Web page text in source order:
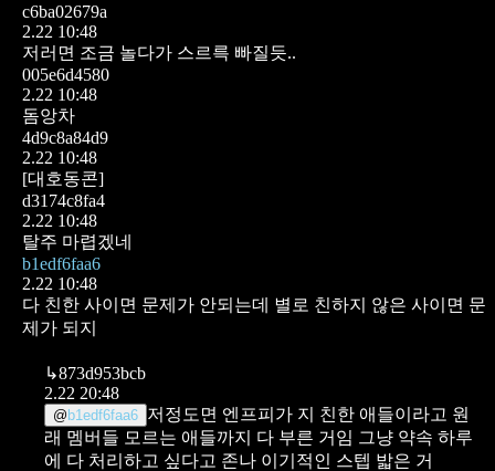
c6ba02679a
2.22 10:48
저러면 조금 놀다가 스르륵 빠질듯..
005e6d4580
2.22 10:48
돔앙차
4d9c8a84d9
2.22 10:48
[대호동콘]
d3174c8fa4
2.22 10:48
탈주 마렵겠네
b1edf6faa6
2.22 10:48
다 친한 사이면 문제가 안되는데 별로 친하지 않은 사이면 문
제가 되지
↳873d953bcb
2.22 20:48
@ b1edf6faa6 저정도면 엔프피가 지 친한 애들이라고 원
래 멤버들 모르는 애들까지 다 부른 거임 그냥 약속 하루
에 다 처리하고 싶다고 존나 이기적인 스텝 밟은 거